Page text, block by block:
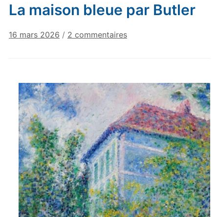
La maison bleue par Butler
16 mars 2026 / 2 commentairessur
par